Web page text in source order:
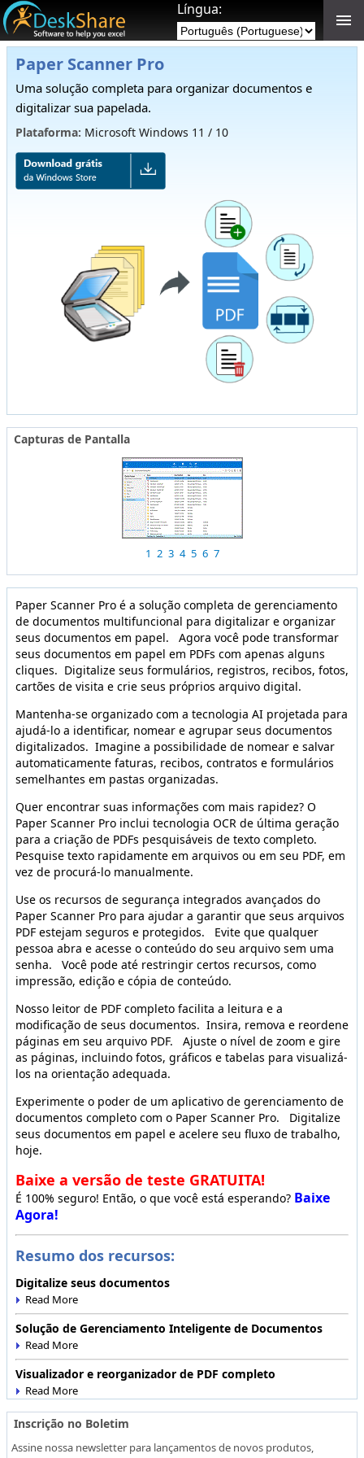
Língua:
Paper Scanner Pro
Uma solução completa para organizar documentos e
digitalizar sua papelada.
Plataforma: Microsoft Windows 11 / 10
Capturas de Pantalla
1 2 3 4 5 6 7
Paper Scanner Pro é a solução completa de gerenciamento
de documentos multifuncional para digitalizar e organizar
seus documentos em papel. Agora você pode transformar
seus documentos em papel em PDFs com apenas alguns
cliques. Digitalize seus formulários, registros, recibos, fotos,
cartões de visita e crie seus próprios arquivo digital.
Mantenha-se organizado com a tecnologia AI projetada para
ajudá-lo a identificar, nomear e agrupar seus documentos
digitalizados. Imagine a possibilidade de nomear e salvar
automaticamente faturas, recibos, contratos e formulários
semelhantes em pastas organizadas.
Quer encontrar suas informações com mais rapidez? O
Paper Scanner Pro inclui tecnologia OCR de última geração
para a criação de PDFs pesquisáveis de texto completo.
Pesquise texto rapidamente em arquivos ou em seu PDF, em
vez de procurá-lo manualmente.
Use os recursos de segurança integrados avançados do
Paper Scanner Pro para ajudar a garantir que seus arquivos
PDF estejam seguros e protegidos. Evite que qualquer
pessoa abra e acesse o conteúdo do seu arquivo sem uma
senha. Você pode até restringir certos recursos, como
impressão, edição e cópia de conteúdo.
Nosso leitor de PDF completo facilita a leitura e a
modificação de seus documentos. Insira, remova e reordene
páginas em seu arquivo PDF. Ajuste o nível de zoom e gire
as páginas, incluindo fotos, gráficos e tabelas para visualizá-
los na orientação adequada.
Experimente o poder de um aplicativo de gerenciamento de
documentos completo com o Paper Scanner Pro. Digitalize
seus documentos em papel e acelere seu fluxo de trabalho,
hoje.
Baixe a versão de teste GRATUITA!
É 100% seguro! Então, o que você está esperando? Baixe
Agora!
Resumo dos recursos:
Digitalize seus documentos
Solução de Gerenciamento Inteligente de Documentos
Visualizador e reorganizador de PDF completo
Inscrição no Boletim
Assine nossa newsletter para lançamentos de novos produtos,